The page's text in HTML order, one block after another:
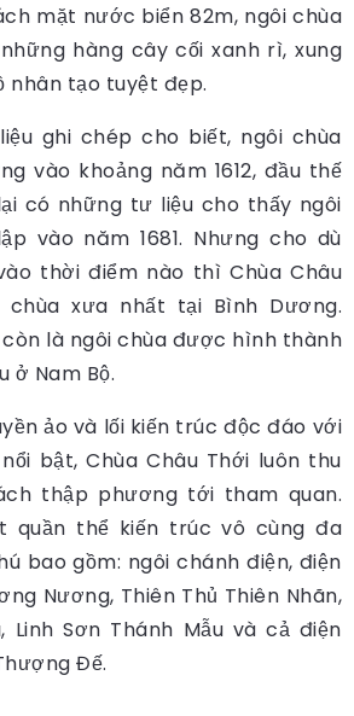
mặt nước biển 82m, ngôi chùa
hàng cây cối xanh rì, xung
nhân tạo tuyệt đẹp.
ghi chép cho biết, ngôi chùa
vào khoảng năm 1612, đầu thế
có những tư liệu cho thấy ngôi
vào năm 1681. Nhưng cho dù
thời điểm nào thì Chùa Châu
xưa nhất tại Bình Dương.
là ngôi chùa được hình thành
ở Nam Bộ.
ảo và lối kiến trúc độc đáo với
bật, Chùa Châu Thới luôn thu
thập phương tới tham quan.
quần thể kiến trúc vô cùng đa
bao gồm: ngôi chánh điện, điện
Nương, Thiên Thủ Thiên Nhãn,
Linh Sơn Thánh Mẫu và cả điện
Đế.